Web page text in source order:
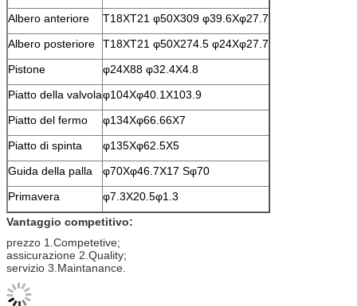
Albero anteriore
T18XT21 φ50X309 φ39.6Xφ27.7
Albero posteriore
T18XT21 φ50X274.5 φ24Xφ27.7
Pistone
φ24X88 φ32.4X4.8
Piatto della valvolaφ104Xφ40.1X103.9
Piatto del fermo
φ134Xφ66.66X7
Piatto di spinta
φ135Xφ62.5X5
Guida della palla
φ70Xφ46.7X17 Sφ70
Primavera
φ7.3X20.5φ1.3
Vantaggio competitivo:
prezzo 1.Competetive;
assicurazione 2.Quality;
servizio 3.Maintanance.